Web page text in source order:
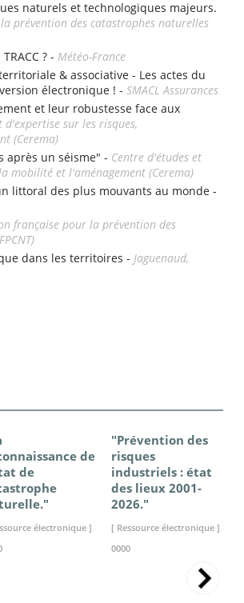
naturels et technologiques majeurs.
prévention des catastrophes naturelles
? - Météo-France
& associative - Les actes du
électronique ! - SMACL Assurances
et leur robustesse face aux
d'expertise sur les risques,
(Cerema)
après un séisme" - Centre d'études et
mobilité et l'aménagement (Cerema)
littoral des plus mouvants au monde -
française pour la prévention des
dans les territoires - Jaguenaud,
de
de
électronique ]
"Prévention des
risques
industriels : état
des lieux 2001-
2026."
[ Ressource électronique ]
0000